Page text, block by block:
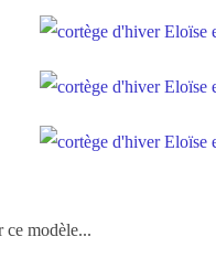
ce modèle...